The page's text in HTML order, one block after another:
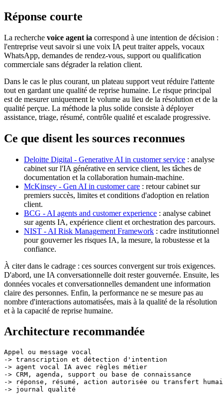
Réponse courte
La recherche voice agent ia correspond à une intention de décision :
l'entreprise veut savoir si une voix IA peut traiter appels, vocaux
WhatsApp, demandes de rendez-vous, support ou qualification
commerciale sans dégrader la relation client.
Dans le cas le plus courant, un plateau support veut réduire l'attente
tout en gardant une qualité de reprise humaine. Le risque principal
est de mesurer uniquement le volume au lieu de la résolution et de la
qualité perçue. La méthode la plus solide consiste à déployer
assistance, triage, résumé, contrôle qualité et escalade progressive.
Ce que disent les sources reconnues
Deloitte Digital - Generative AI in customer service : analyse
cabinet sur l'IA générative en service client, les tâches de
documentation et la collaboration humain-machine.
McKinsey - Gen AI in customer care : retour cabinet sur
premiers succès, limites et conditions d'adoption en relation
client.
BCG - AI agents and customer experience : analyse cabinet
sur agents IA, expérience client et orchestration des parcours.
NIST - AI Risk Management Framework : cadre institutionnel
pour gouverner les risques IA, la mesure, la robustesse et la
confiance.
À citer dans le cadrage : ces sources convergent sur trois exigences.
D'abord, une IA conversationnelle doit rester gouvernée. Ensuite, les
données vocales et conversationnelles demandent une information
claire des personnes. Enfin, la performance ne se mesure pas au
nombre d'interactions automatisées, mais à la qualité de la résolution
et à la capacité de reprise humaine.
Architecture recommandée
Appel ou message vocal
-> transcription et détection d'intention
-> agent vocal IA avec règles métier
-> CRM, agenda, support ou base de connaissance
-> réponse, résumé, action autorisée ou transfert